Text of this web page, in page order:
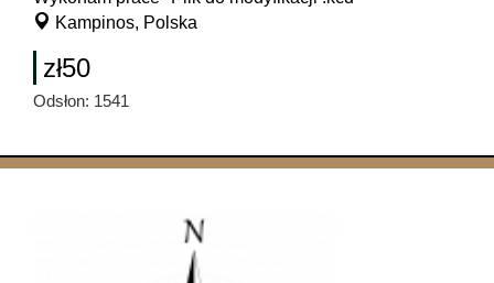
Kampinos, Polska
zł50
Odsłon: 1541